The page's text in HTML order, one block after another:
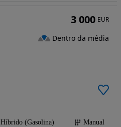
Híbrido (Gasolina)
Manual
3 000 EUR
Dentro da média